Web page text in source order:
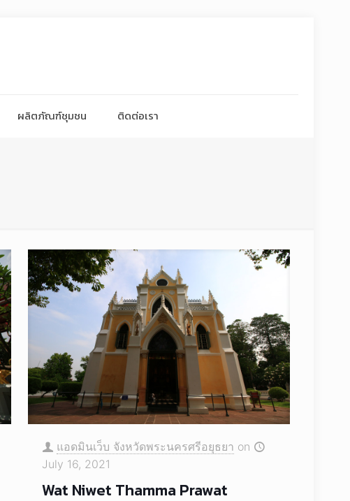
ผลิตภัณฑ์ชุมชน ติดต่อเรา
แอดมินเว็บ จังหวัดพระนครศรีอยุธยา on
July 16, 2021
Wat Niwet Thamma Prawat